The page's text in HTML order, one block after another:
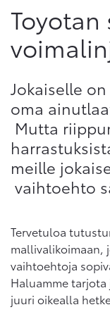
Jokaiselle
oma
Mutta
meille
vaihtoehto
Tervetuloa
mallivalikoimaan,
vaihtoehtoja
Haluamme
juuri oikealla